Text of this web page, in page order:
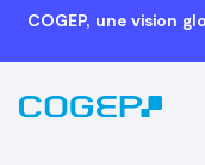
COGEP, une vision